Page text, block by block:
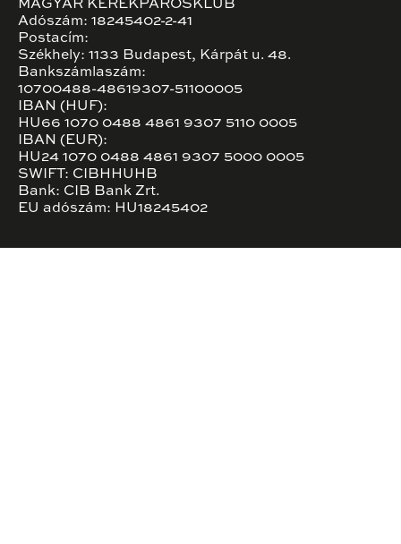
MAGYAR KERÉKPÁROSKLUB
Adószám: 18245402-2-41
Postacím:
Székhely: 1133 Budapest, Kárpát u. 48.
Bankszámlaszám:
10700488-48619307-51100005
IBAN (HUF):
HU66 1070 0488 4861 9307 5110 0005
IBAN (EUR):
HU24 1070 0488 4861 9307 5000 0005
SWIFT: CIBHHUHB
Bank: CIB Bank Zrt.
EU adószám: HU18245402